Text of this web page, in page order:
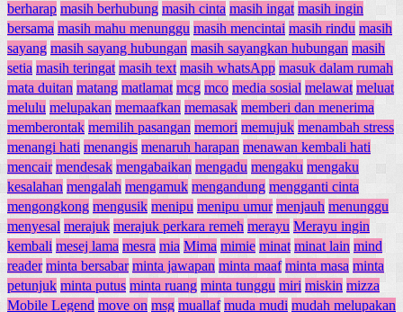
berharap masih berhubung masih cinta masih ingat masih ingin
bersama masih mahu menunggu masih mencintai masih rindu masih
sayang masih sayang hubungan masih sayangkan hubungan masih
setia masih teringat masih text masih whatsApp masuk dalam rumah
mata duitan matang matlamat mcg mco media sosial melawat meluat
melulu melupakan memaafkan memasak memberi dan menerima
memberontak memilih pasangan memori memujuk menambah stress
menangi hati menangis menaruh harapan menawan kembali hati
mencair mendesak mengabaikan mengadu mengaku mengaku
kesalahan mengalah mengamuk mengandung mengganti cinta
mengongkong mengusik menipu menipu umur menjauh menunggu
menyesal merajuk merajuk perkara remeh merayu Merayu ingin
kembali mesej lama mesra mia Mima mimie minat minat lain mind
reader minta bersabar minta jawapan minta maaf minta masa minta
petunjuk minta putus minta ruang minta tunggu miri miskin mizza
Mobile Legend move on msg muallaf muda mudi mudah melupakan